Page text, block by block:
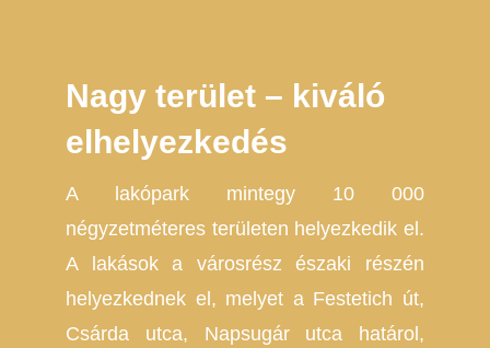
Nagy terület – kiváló
elhelyezkedés
A lakópark mintegy 10 000
négyzetméteres területen helyezkedik el.
A lakások a városrész északi részén
helyezkednek el, melyet a Festetich út,
Csárda utca, Napsugár utca határol,